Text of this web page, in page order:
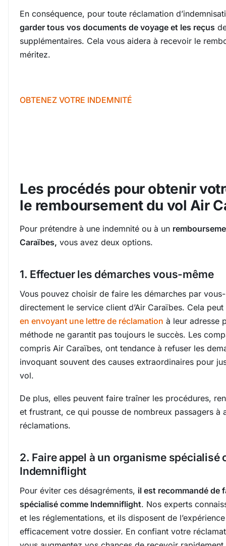
En conséquence, pour toute réclamation
garder tous vos documents de voyage et les reçus
supplémentaires. Cela vous aidera à recevoir le
méritez.
OBTENEZ VOTRE INDEMNITÉ
Les procédés pour obtenir
le remboursement du vol Air
Pour prétendre à une indemnité ou à un
Caraïbes, vous avez deux options.
1. Effectuer les démarches vous-même
Vous pouvez choisir de faire les démarches par
directement le service client d’Air Caraïbes. Cela
en envoyant une lettre de réclamation à leur adresse
méthode ne garantit pas toujours le succès. Les
compris Air Caraïbes, ont tendance à refuser les
invoquant souvent des causes extraordinaires pour
vol.
De plus, elles peuvent faire traîner les procédures,
et frustrant, ce qui pousse de nombreux passagers à
réclamations.
2. Faire appel à un organisme spécialisé
Indemniflight
Pour éviter ces désagréments, il est recommandé de
spécialisé comme Indemniflight. Nos experts
et les réglementations, et ils disposent de
efficacement votre dossier. En confiant votre